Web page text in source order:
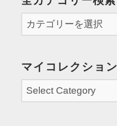
マイコレクション